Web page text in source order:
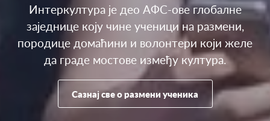
Интеркултура је део АФС-ове глобалне
заједнице коју чине ученици на размени,
породице домаћини и волонтери који желе
да граде мостове између култура.
Сазнај све о размени ученика